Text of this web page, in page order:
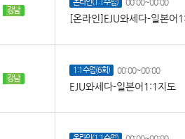
강남
[온라인]EJU와세다-일본어
강남
1:1수업(6회) 00:00~00:00
EJU와세다-일본어1:1지도